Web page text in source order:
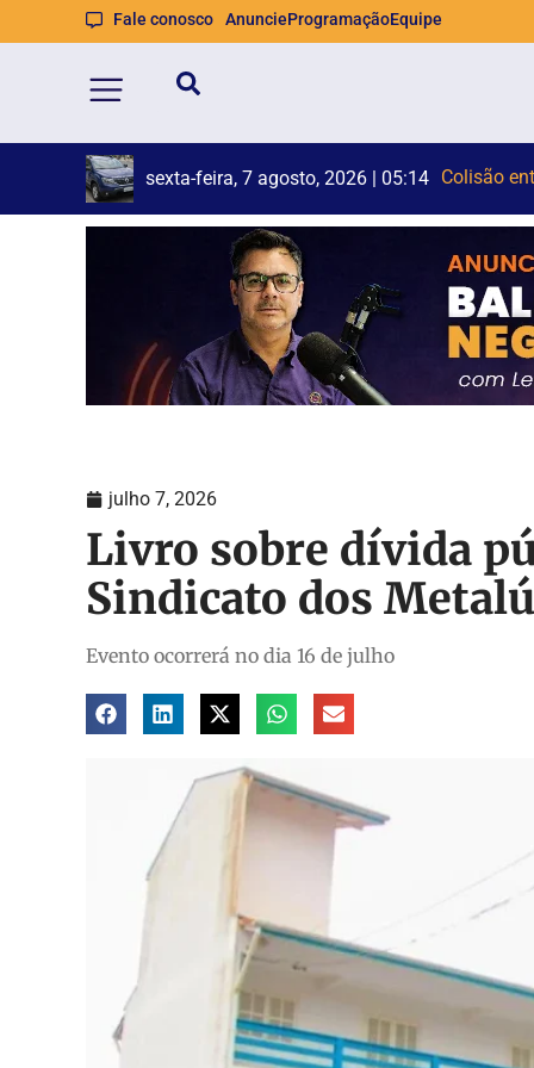
Fale conosco AnuncieProgramaçãoEquipe
sexta-feira, 7 agosto, 2026 | 05:09 Rock na
Havan
julho 7, 2026
Livro sobre dívida
Sindicato dos
Evento ocorrerá no dia 16 de julho